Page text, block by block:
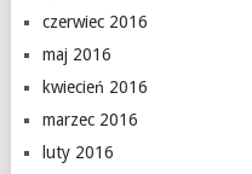
czerwiec 2016
maj 2016
kwiecień 2016
marzec 2016
luty 2016